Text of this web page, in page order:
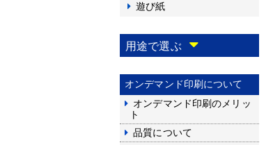
遊び紙
用途で選ぶ
オンデマンド印刷について
オンデマンド印刷のメリッ
ト
品質について